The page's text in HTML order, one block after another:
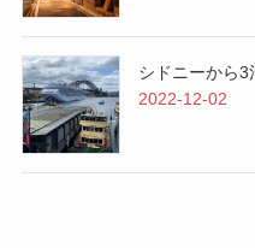
シドニーから
2022-12-02